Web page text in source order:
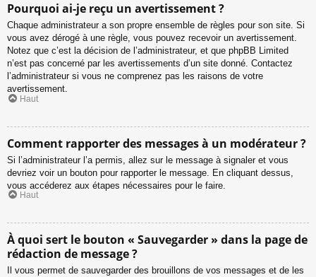
Pourquoi ai-je reçu un avertissement ?
Chaque administrateur a son propre ensemble de règles pour son site. Si
vous avez dérogé à une règle, vous pouvez recevoir un avertissement.
Notez que c’est la décision de l’administrateur, et que phpBB Limited
n’est pas concerné par les avertissements d’un site donné. Contactez
l’administrateur si vous ne comprenez pas les raisons de votre
avertissement.
Haut
Comment rapporter des messages à un modérateur ?
Si l’administrateur l’a permis, allez sur le message à signaler et vous
devriez voir un bouton pour rapporter le message. En cliquant dessus,
vous accéderez aux étapes nécessaires pour le faire.
Haut
À quoi sert le bouton « Sauvegarder » dans la page de
rédaction de message ?
Il vous permet de sauvegarder des brouillons de vos messages et de les